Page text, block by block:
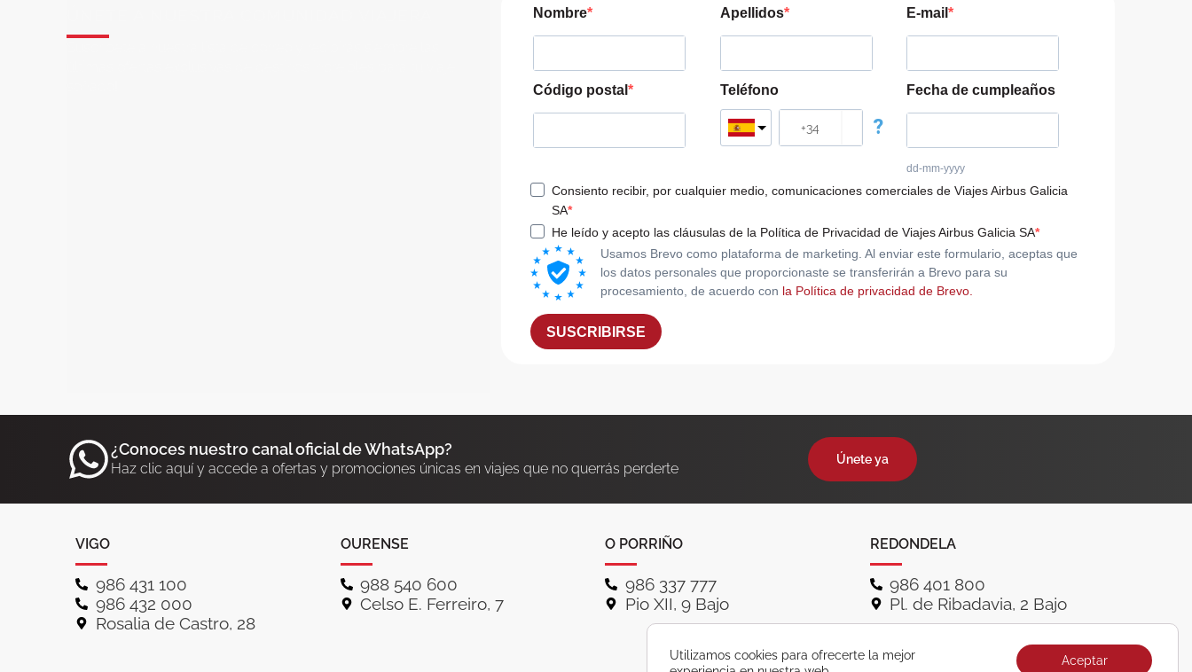
Nombre Apellidos E-mail
Código postal Teléfono
?
Fecha de cumpleaños
dd-mm-yyyy
Consiento recibir, por cualquier medio, comunicaciones comerciales de Viajes Airbus Galicia
SA
He leído y acepto las cláusulas de la Política de Privacidad de Viajes Airbus Galicia SA
Usamos Brevo como plataforma de marketing. Al enviar este formulario, aceptas que
los datos personales que proporcionaste se transferirán a Brevo para su
procesamiento, de acuerdo con la Política de privacidad de Brevo.
SUSCRIBIRSE
¿Conoces nuestro canal oficial de WhatsApp?
Haz clic aquí y accede a ofertas y promociones únicas en viajes que no querrás perderte
Únete ya
VIGO
986 431 100
986 432 000
Rosalia de Castro, 28
OURENSE
988 540 600
Celso E. Ferreiro, 7
O PORRIÑO
986 337 777
Pio XII, 9 Bajo
REDONDELA
986 401 800
Pl. de Ribadavia, 2 Bajo
Utilizamos cookies para ofrecerte la mejor
Aceptar